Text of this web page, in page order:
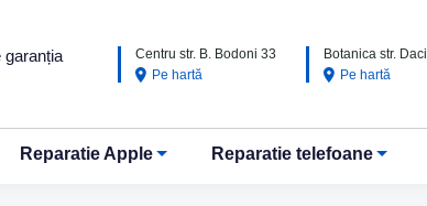
garanția
Centru str. B. Bodoni 33
Pe hartă
Botanica str.
Pe hartă
Reparatie Apple Reparatie telefoane